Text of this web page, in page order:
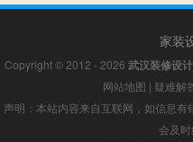
家装
Copyright © 2012 - 2026 武汉装修设计
网站地图 | 疑难解
声明：本站内容来自互联网，如信息
会及